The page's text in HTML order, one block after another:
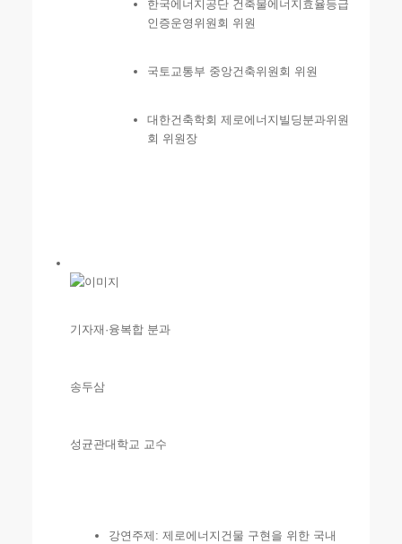
한국에너지공단 건축물에너지효율등급
인증운영위원회 위원
국토교통부 중앙건축위원회 위원
대한건축학회 제로에너지빌딩분과위원
회 위원장
기자재·융복합 분과
송두삼
성균관대학교 교수
강연주제: 제로에너지건물 구현을 위한 국내